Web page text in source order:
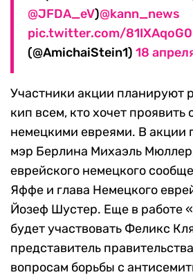
@JFDA_eV)@kann_news
pic.twitter.com/
(@AmichaiStein1) 18
Участники акции планируют
кип всем, кто хочет проявить
немецкими евреями. В акции
мэр Берлина Михаэль
еврейского немецкого
Яффе и глава Немецкого
Йозеф Шустер. Еще в работе
будет участвовать Феликс
представитель
вопросам борьбы с